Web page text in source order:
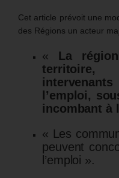
Cet article prévoit une
des Régions un acteur
« La
l’emploi,
incombant à
« Les
peuvent
l’emploi ».